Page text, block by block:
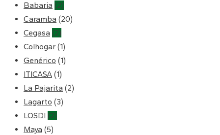
Babaria (2)
Caramba (20)
Cegasa (2)
Colhogar (1)
Genérico (1)
ITICASA (1)
La Pajarita (2)
Lagarto (3)
LOSDI (2)
Maya (5)